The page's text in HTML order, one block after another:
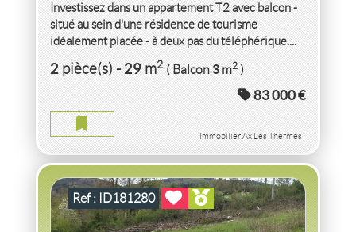
Investissez dans un appartement T2 avec balcon -
situé au sein d'une résidence de tourisme
idéalement placée - à deux pas du téléphérique....
2pièce(s)-29m2 ( Balcon3m2)
83 000 €
Immobilier Ax Les Thermes
Ref : ID181280
VENTETERRAINA BATIRLE CHAMBON
FEUGEROLLES(42500)
TERRAIN A BATIR LE CHAMBON FEUGEROLLES
Terrain822m2